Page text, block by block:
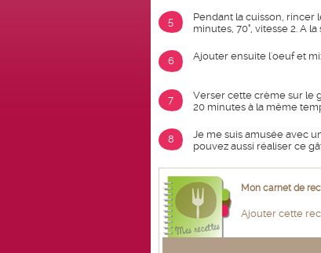
5
Pendant la cuisson, rincer
minutes, 70°, vitesse 2. A
6 Ajouter ensuite l'oeuf et
7
Verser cette crème sur le
20 minutes à la même
8
Je me suis amusée avec
pouvez aussi réaliser ce
Mon carnet de
Ajouter cette